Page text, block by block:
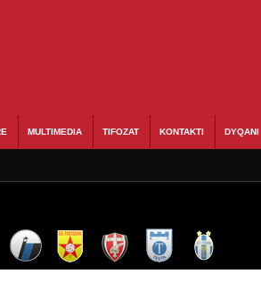
MULTIMEDIA TIFOZAT KONTAKTI DYQANI